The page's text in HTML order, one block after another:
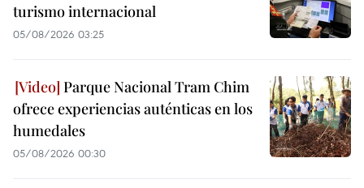
turismo internacional
05/08/2026 03:25
Parque Nacional Tram Chim
ofrece experiencias auténticas en los
humedales
05/08/2026 00:30